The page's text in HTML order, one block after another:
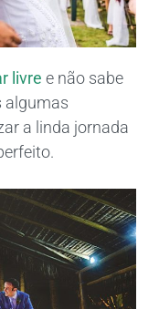
livre e não sabe
algumas
a linda jornada